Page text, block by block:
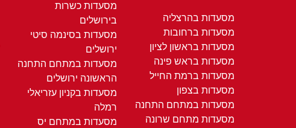
מסעדות בהרצליה
מסעדות ברחובות
מסעדות בראשון לציון
מסעדות בראש פינה
מסעדות ברמת החייל
מסעדות בצפון
מסעדות במתחם התחנה
מסעדות מתחם שרונה
מסעדות כשרות
בירושלים
מסעדות בסינמה סיטי
ירושלים
מסעדות במתחם התחנה
הראשונה ירושלים
מסעדות בקניון עזריאלי
רמלה
מסעדות במתחם יס